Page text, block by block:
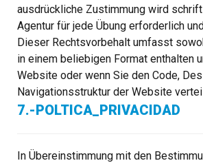
ausdrückliche Zustimmung wird
Agentur für jede Übung erforderlich
Dieser Rechtsvorbehalt umfasst
in einem beliebigen Format enthalten
Website oder wenn Sie den Code,
Navigationsstruktur der Website
7.-POLTICA_PRIVACIDAD
In Übereinstimmung mit den